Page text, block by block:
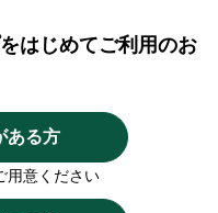
はじめてご利用のお
ある方
用意ください